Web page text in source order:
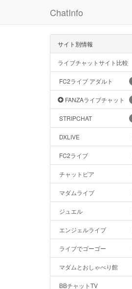
ChatInfo
サイト別情報
ライブチャットサイト比較
FC2ライブ アダルト
FANZAライブチャット
STRIPCHAT
DXLIVE
FC2ライブ
チャットピア
マダムライブ
ジュエル
エンジェルライブ
ライブでゴーゴー
マダムとおしゃべり館
BBチャットTV